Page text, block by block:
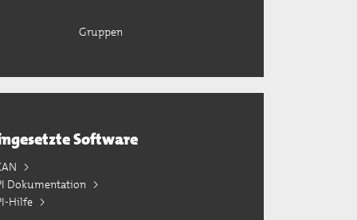
Gruppen
Software
Dokumentation
Hilfe